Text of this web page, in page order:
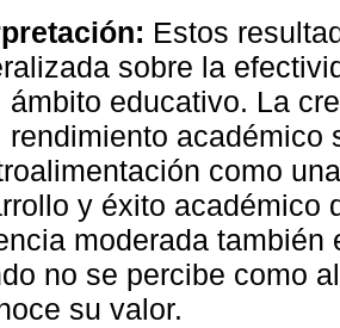
Estos
sobre la
ámbito educativo. La
rendimiento académico
como
y éxito académico
moderada
no se percibe como
su valor.